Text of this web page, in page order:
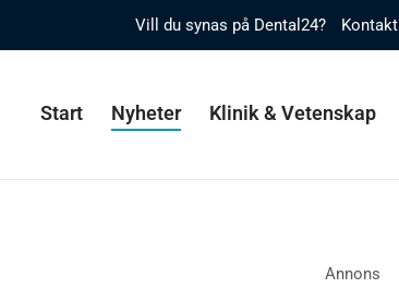
Vill du synas på Dental24? Kontakt
Start Nyheter Klinik & Vetenskap